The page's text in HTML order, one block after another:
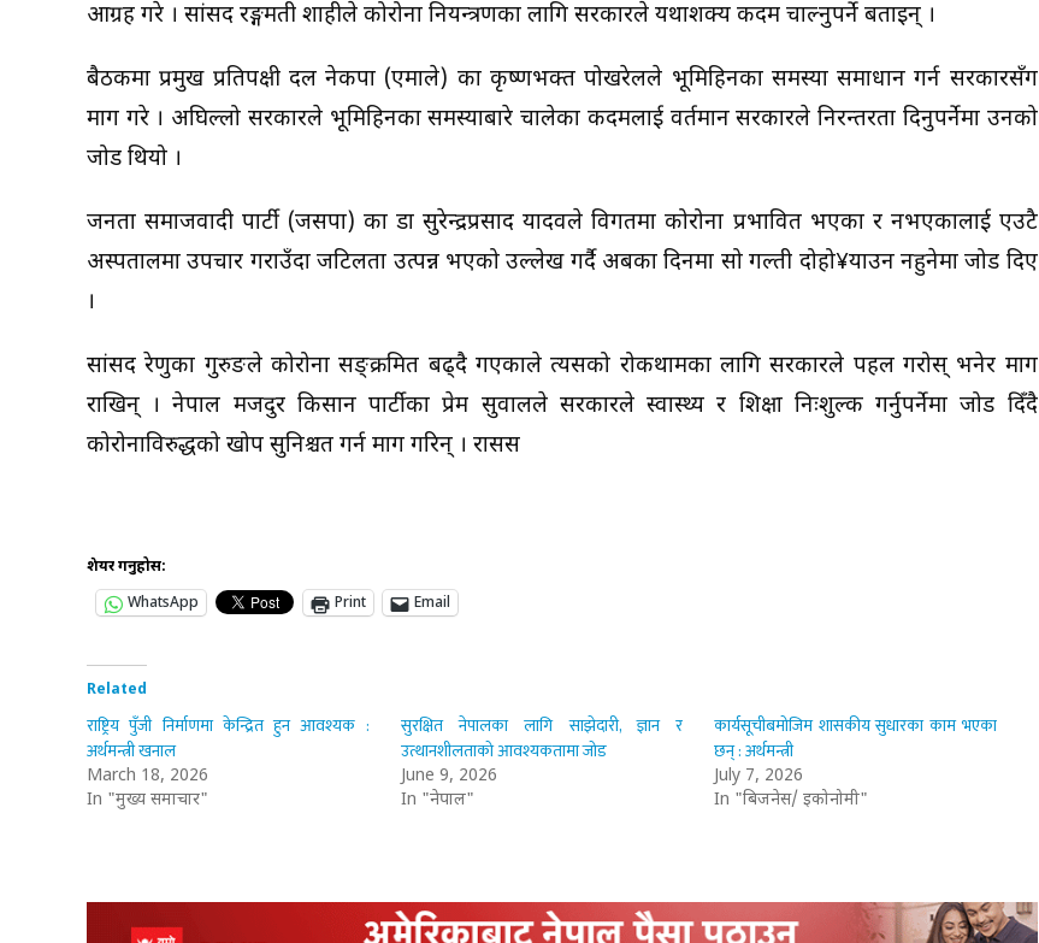
आग्रह गरे । सांसद रङ्गमती शाहीले कोरोना नियन्त्रणका लागि सरकारले यथाशक्य कदम चाल्नुपर्ने बताइन् ।
बैठकमा प्रमुख प्रतिपक्षी दल नेकपा (एमाले) का कृष्णभक्त पोखरेलले भूमिहिनका समस्या समाधान गर्न सरकारसँग
माग गरे । अघिल्लो सरकारले भूमिहिनका समस्याबारे चालेका कदमलाई वर्तमान सरकारले निरन्तरता दिनुपर्नेमा उनको
जोड थियो ।
जनता समाजवादी पार्टी (जसपा) का डा सुरेन्द्रप्रसाद यादवले विगतमा कोरोना प्रभावित भएका र नभएकालाई एउटै
अस्पतालमा उपचार गराउँदा जटिलता उत्पन्न भएको उल्लेख गर्दै अबका दिनमा सो गल्ती दोहो¥याउन नहुनेमा जोड दिए
।
सांसद रेणुका गुरुङले कोरोना सङ्क्रमित बढ्दै गएकाले त्यसको रोकथामका लागि सरकारले पहल गरोस् भनेर माग
राखिन् । नेपाल मजदुर किसान पार्टीका प्रेम सुवालले सरकारले स्वास्थ्य र शिक्षा निःशुल्क गर्नुपर्नेमा जोड दिँदै
कोरोनाविरुद्धको खोप सुनिश्चत गर्न माग गरिन् । रासस
शेयर गर्नुहोस:
WhatsApp
Print Email
Related
राष्ट्रिय पुँजी निर्माणमा केन्द्रित हुन आवश्यक :
अर्थमन्त्री खनाल
March 18, 2026
In "मुख्य समाचार"
सुरक्षित नेपालका लागि साझेदारी, ज्ञान र
उत्थानशीलताको आवश्यकतामा जोड
June 9, 2026
In "नेपाल"
कार्यसूचीबमोजिम शासकीय सुधारका काम भएका
छन् : अर्थमन्त्री
July 7, 2026
In "बिजनेस/ इकोनोमी"